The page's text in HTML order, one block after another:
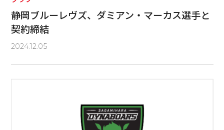
静岡ブルーレヴズ、ダミアン・マーカス選手と
契約締結
2024.12.05